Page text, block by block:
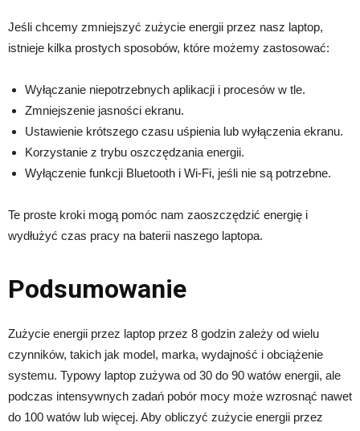
Jeśli chcemy zmniejszyć zużycie energii przez nasz laptop,
istnieje kilka prostych sposobów, które możemy zastosować:
Wyłączanie niepotrzebnych aplikacji i procesów w tle.
Zmniejszenie jasności ekranu.
Ustawienie krótszego czasu uśpienia lub wyłączenia ekranu.
Korzystanie z trybu oszczędzania energii.
Wyłączenie funkcji Bluetooth i Wi-Fi, jeśli nie są potrzebne.
Te proste kroki mogą pomóc nam zaoszczędzić energię i
wydłużyć czas pracy na baterii naszego laptopa.
Podsumowanie
Zużycie energii przez laptop przez 8 godzin zależy od wielu
czynników, takich jak model, marka, wydajność i obciążenie
systemu. Typowy laptop zużywa od 30 do 90 watów energii, ale
podczas intensywnych zadań pobór mocy może wzrosnąć nawet
do 100 watów lub więcej. Aby obliczyć zużycie energii przez